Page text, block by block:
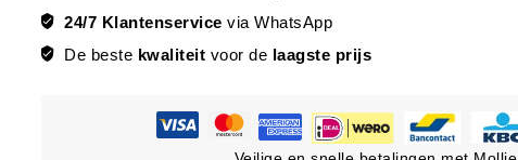
24/7 Klantenservice via WhatsApp
De beste kwaliteit voor de laagste prijs